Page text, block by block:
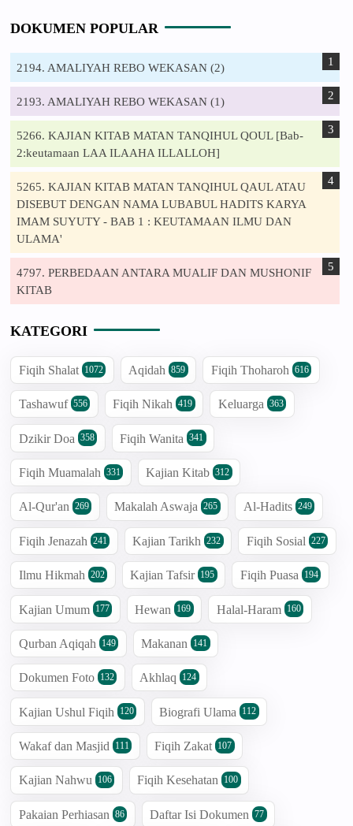
DOKUMEN POPULAR
2194. AMALIYAH REBO WEKASAN (2)
2193. AMALIYAH REBO WEKASAN (1)
5266. KAJIAN KITAB MATAN TANQIHUL QOUL [Bab-
2:keutamaan LAA ILAAHA ILLALLOH]
5265. KAJIAN KITAB MATAN TANQIHUL QAUL ATAU
DISEBUT DENGAN NAMA LUBABUL HADITS KARYA
IMAM SUYUTY - BAB 1 : KEUTAMAAN ILMU DAN
ULAMA'
4797. PERBEDAAN ANTARA MUALIF DAN MUSHONIF
KITAB
KATEGORI
Fiqih Shalat 1072 Aqidah 859 Fiqih Thoharoh 616
Tashawuf 556 Fiqih Nikah 419 Keluarga 363
Dzikir Doa 358 Fiqih Wanita 341
Fiqih Muamalah 331 Kajian Kitab 312
Al-Qur'an 269 Makalah Aswaja 265 Al-Hadits 249
Fiqih Jenazah 241 Kajian Tarikh 232 Fiqih Sosial 227
Ilmu Hikmah 202 Kajian Tafsir 195 Fiqih Puasa 194
Kajian Umum 177 Hewan 169 Halal-Haram 160
Qurban Aqiqah 149 Makanan 141
Dokumen Foto 132 Akhlaq 124
Kajian Ushul Fiqih 120 Biografi Ulama 112
Wakaf dan Masjid 111 Fiqih Zakat 107
Kajian Nahwu 106 Fiqih Kesehatan 100
Pakaian Perhiasan 86 Daftar Isi Dokumen 77